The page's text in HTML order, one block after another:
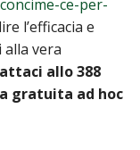
ce-per-
l’efficacia e
vera
allo 388
gratuita ad hoc